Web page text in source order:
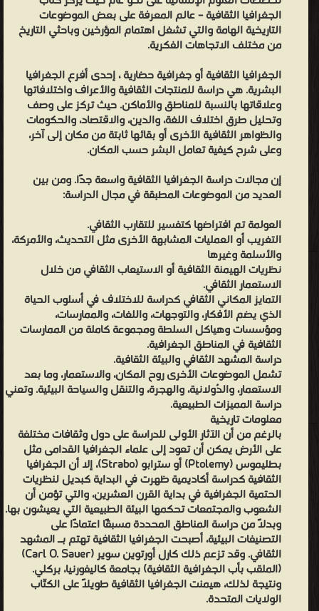
علماء الجغرافيا لما وراء الجغرافيا الكمية من أجل أفكارها. وكانت إحدى
هذه المجالات المعاد تقييمها هي الجغرافيا الثقافية أيضًا. ومع ذلك، كما
الجغرافيّة، تبقى الجغرافيا الثقافية بعد الوضعية تلعب دورًا هامًا.
"الجغرافيا الثقافية الجديدة" ظهرت منذ الثمانينيات جغرافيا ثقافية جديدة
تستخدم مجموعة مختلفة من التقاليد النظرية، من بينها النماذج
الاقتصادية السياسية الماركسية، ونظرية الأنثوية، ونظرية ما بعد
الاستعمار، وما بعد البنيوية والتحليل النفسي. مع استخدام نظريات
ميشيل فوكو (Michel Foucault) والأدائية في الأوساط الأكاديمية
الغربية، والمزيد من التأثيرات المتنوعة لـ ما بعد الاستعمار، كان هناك
إحدى مجالات الاهتمام الخاصة هي سياسة الهوية وبناء الهوية. تشمل
بعض أمثلة مجالات الدراسة ما يلي: الجغرافيا الأنثوية جغرافيا الأطفال
بعض أجزاء الجغرافيا السياحية الجغرافيا السلوكية الجنس والمكان بعض
التطورات الحديثة في الجغرافيا السياسية الجغرافيا الموسيقية لقد
المنخرطين
الجغرافيا
الثقافية
الجديدة
اهتمامهم
أفكارها،
الجغرافيا الثقافية – عالم المعرفة على بعض الموضوعات
التاريخية الهامة والتي تشغل اهتمام المؤرخين وباحثي التاريخ
من مختلف الاتجاهات الفكرية.
الجغرافيا الثقافية أو جغرافية حضارية ، إحدى أفرع الجغرافيا
البشرية. هي دراسة للمنتجات الثقافية والأعراف واختلافاتها
وعلاقاتها بالنسبة للمناطق والأماكن. حيث تركز على وصف
وتحليل طرق اختلاف اللغة، والدين، والاقتصاد، والحكومات
والظواهر الثقافية الأخرى أو بقائها ثابتة من مكان إلى آخر،
وعلى شرح كيفية تعامل البشر حسب المكان.
إن مجالات دراسة الجغرافيا الثقافية واسعة جدًا. ومن بين
العديد من الموضوعات المطبقة في مجال الدراسة:
العولمة تم افتراضها كتفسير للتقارب الثقافي.
التغريب أو العمليات المشابهة الأخرى مثل التحديث، والأمركة،
والأسلمة وغيرها
نظريات الهيمنة الثقافية أو الاستيعاب الثقافي من خلال
الاستعمار الثقافي.
التمايز المكاني الثقافي كدراسة للاختلاف في أسلوب الحياة
الذي يضم الأفكار، والتوجهات، واللغات، والممارسات،
ومؤسسات وهياكل السلطة ومجموعة كاملة من الممارسات
الثقافية في المناطق الجغرافية.
دراسة المشهد الثقافي والبيئة الثقافية.
تشمل الموضوعات الأخرى روح المكان، والاستعمار، وما بعد
الاستعمار، والدُولانية، والهجرة، والتنقل والسياحة البيئية. وتعني
دراسة المميزات الطبيعية.
معلومات تاريخية
بالرغم من أن الآثار الأولى للدراسة على دول وثقافات مختلفة
على الأرض يمكن أن تعود إلى علماء الجغرافيا القدامى مثل
بطليموس (Ptolemy) أو سترابو (Strabo)، إلا أن الجغرافيا
الثقافية كدراسة أكاديمية ظهرت في البداية كبديل لنظريات
الحتمية الجغرافية في بداية القرن العشرين، والتي تؤمن أن
الشعوب والمجتمعات تحكمها البيئة الطبيعية التي يعيشون بها.
وبدلاً من دراسة المناطق المحددة مسبقًا اعتمادًا على
التصنيفات البيئية، أصبحت الجغرافيا الثقافية تهتم بـ المشهد
الثقافي. وقد تزعم ذلك كارل أورتوين سوير (Carl O. Sauer)
(الملقب بأب الجغرافية الثقافية) بجامعة كاليفورنيا، بركلي.
ونتيجة لذلك، هيمنت الجغرافيا الثقافية طويلاً على الكتّاب
الولايات المتحدة.